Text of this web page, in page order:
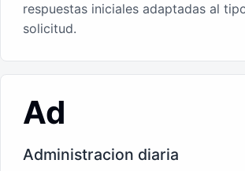
respuestas iniciales adaptadas al
solicitud.
Ad
Administracion diaria